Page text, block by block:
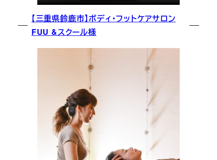
【三重県鈴鹿市】ボディ・フットケアサロン
FUU &スクール様